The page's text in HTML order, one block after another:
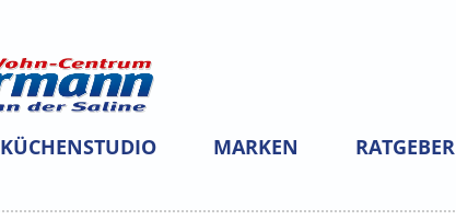
KÜCHENSTUDIO MARKEN RATGEBER